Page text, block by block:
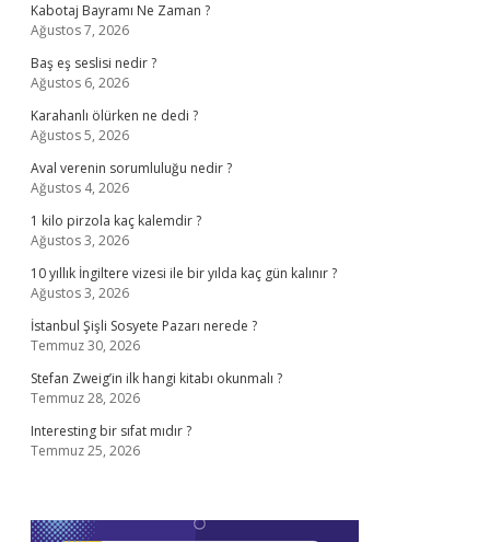
Kabotaj Bayramı Ne Zaman ?
Ağustos 7, 2026
Baş eş seslisi nedir ?
Ağustos 6, 2026
Karahanlı ölürken ne dedi ?
Ağustos 5, 2026
Aval verenin sorumluluğu nedir ?
Ağustos 4, 2026
1 kilo pirzola kaç kalemdir ?
Ağustos 3, 2026
10 yıllık İngiltere vizesi ile bir yılda kaç gün kalınır ?
Ağustos 3, 2026
İstanbul Şişli Sosyete Pazarı nerede ?
Temmuz 30, 2026
Stefan Zweig’in ilk hangi kitabı okunmalı ?
Temmuz 28, 2026
Interesting bir sıfat mıdır ?
Temmuz 25, 2026